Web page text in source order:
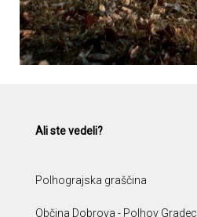
Ali ste vedeli?
Polhograjska graščina
Občina Dobrova - Polhov Gradec